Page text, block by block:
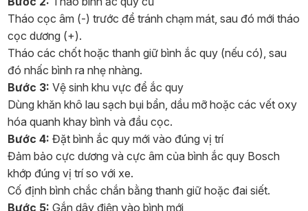
Tháo cọc âm (-) trước để tránh chạm mát, sau đó mới tháo
cọc dương (+).
Tháo các chốt hoặc thanh giữ bình ắc quy (nếu có), sau
đó nhấc bình ra nhẹ nhàng.
Bước 3: Vệ sinh khu vực để ắc quy
Dùng khăn khô lau sạch bụi bẩn, dầu mỡ hoặc các vết oxy
hóa quanh khay bình và đầu cọc.
Bước 4: Đặt bình ắc quy mới vào đúng vị trí
Đảm bảo cực dương và cực âm của bình ắc quy Bosch
khớp đúng vị trí so với xe.
Cố định bình chắc chắn bằng thanh giữ hoặc đai siết.
Bước 5: Gắn dây điện vào bình mới